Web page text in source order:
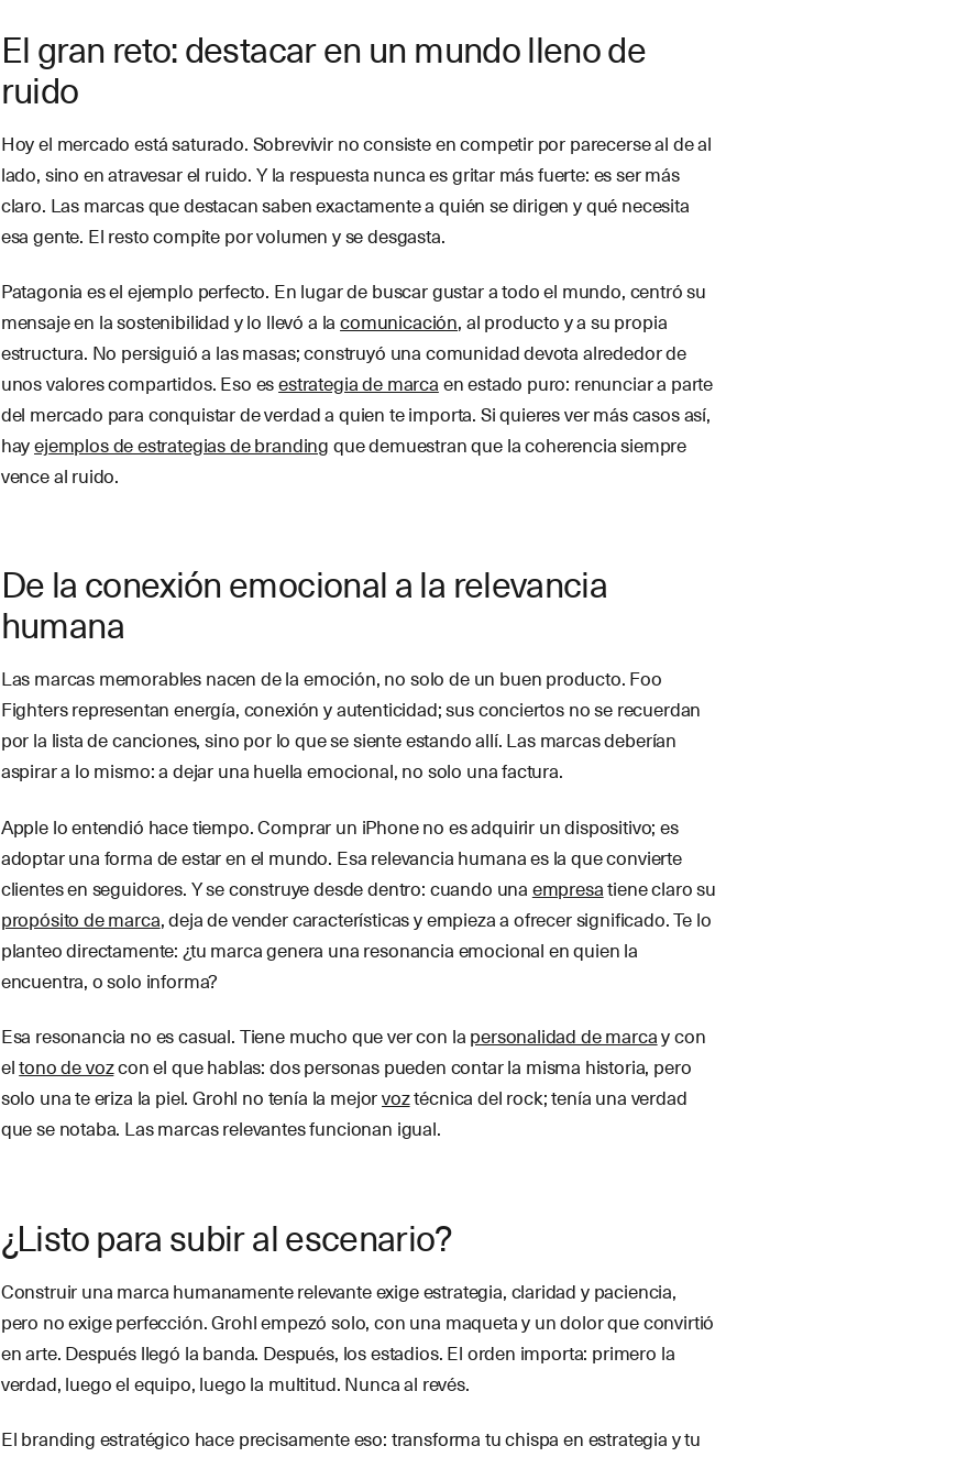
El gran reto: destacar en un mundo lleno de
ruido
Hoy el mercado está saturado. Sobrevivir no consiste en competir por parecerse al de al
lado, sino en atravesar el ruido. Y la respuesta nunca es gritar más fuerte: es ser más
claro. Las marcas que destacan saben exactamente a quién se dirigen y qué necesita
esa gente. El resto compite por volumen y se desgasta.
Patagonia es el ejemplo perfecto. En lugar de buscar gustar a todo el mundo, centró su
mensaje en la sostenibilidad y lo llevó a lacomunicación, al producto y a su propia
estructura. No persiguió a las masas; construyó una comunidad devota alrededor de
unos valores compartidos. Eso esestrategia de marcaen estado puro: renunciar a parte
del mercado para conquistar de verdad a quien te importa. Si quieres ver más casos así,
hayejemplos de estrategias de brandingque demuestran que la coherencia siempre
vence al ruido.
De la conexión emocional a la relevancia
humana
Las marcas memorables nacen de la emoción, no solo de un buen producto. Foo
Fighters representan energía, conexión y autenticidad; sus conciertos no se recuerdan
por la lista de canciones, sino por lo que se siente estando allí. Las marcas deberían
aspirar a lo mismo: a dejar una huella emocional, no solo una factura.
Apple lo entendió hace tiempo. Comprar un iPhone no es adquirir un dispositivo; es
adoptar una forma de estar en el mundo. Esa relevancia humana es la que convierte
clientes en seguidores. Y se construye desde dentro: cuando unaempresatiene claro su
propósito de marca, deja de vender características y empieza a ofrecer significado. Te lo
planteo directamente: ¿tu marca genera una resonancia emocional en quien la
encuentra, o solo informa?
Esa resonancia no es casual. Tiene mucho que ver con lapersonalidad de marcay con
eltono de vozcon el que hablas: dos personas pueden contar la misma historia, pero
solo una te eriza la piel. Grohl no tenía la mejorvoztécnica del rock; tenía una verdad
que se notaba. Las marcas relevantes funcionan igual.
¿Listo para subir al escenario?
Construir una marca humanamente relevante exige estrategia, claridad y paciencia,
pero no exige perfección. Grohl empezó solo, con una maqueta y un dolor que convirtió
en arte. Después llegó la banda. Después, los estadios. El orden importa: primero la
verdad, luego el equipo, luego la multitud. Nunca al revés.
El branding estratégico hace precisamente eso: transforma tu chispa en estrategia y tu